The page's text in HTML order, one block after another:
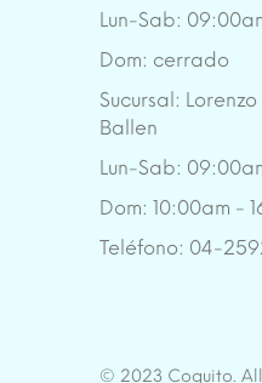
Lun-Sab:
Dom: cerrado
Sucursal:
Ballen
Lun-Sab:
Dom: 10:00am -
Teléfono: 04-
© 2023 Coquito.